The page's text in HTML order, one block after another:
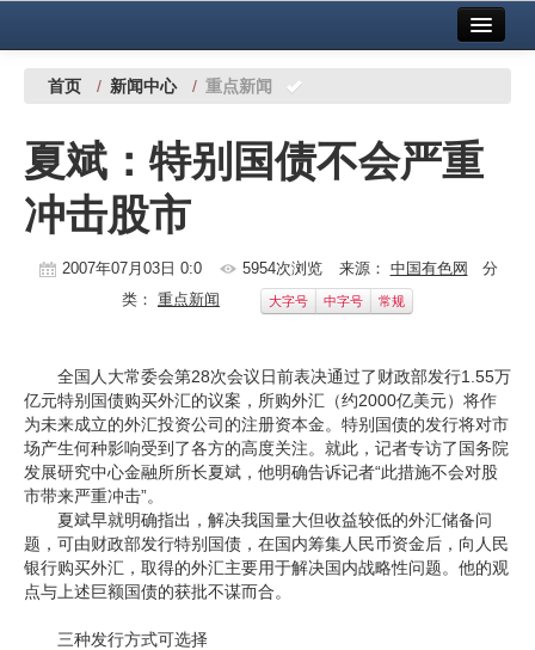
中国有色金属报社主办 广告服务
铜镍铅锌
铝
稀有稀土
科技
镁钛
地矿 建设
党建工作
企业文化
首页 / 新闻中心 / 重点新闻
夏斌：特别国债不会严重
冲击股市
2007年07月03日 0:0 5954次浏览 来源： 中国有色网 分
类： 重点新闻 大字号 中字号 常规
全国人大常委会第28次会议日前表决通过了财政部发行1.55万
亿元特别国债购买外汇的议案，所购外汇（约2000亿美元）将作
为未来成立的外汇投资公司的注册资本金。特别国债的发行将对市
场产生何种影响受到了各方的高度关注。就此，记者专访了国务院
发展研究中心金融所所长夏斌，他明确告诉记者“此措施不会对股
市带来严重冲击”。
夏斌早就明确指出，解决我国量大但收益较低的外汇储备问
题，可由财政部发行特别国债，在国内筹集人民币资金后，向人民
银行购买外汇，取得的外汇主要用于解决国内战略性问题。他的观
点与上述巨额国债的获批不谋而合。
三种发行方式可选择